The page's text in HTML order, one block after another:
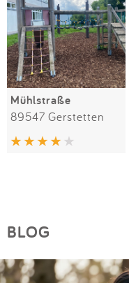
Mühlstraße
89547 Gerstetten
BLOG